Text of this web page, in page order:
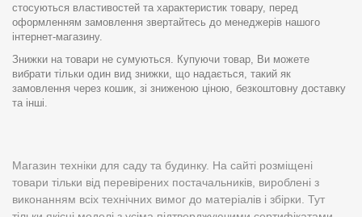
стосуються властивостей та характеристик товару, перед
оформленням замовлення звертайтесь до менеджерів нашого
інтернет-магазину.
Знижки на товари не сумуються. Купуючи товар, Ви можете
вибрати тільки один вид знижки, що надається, такий як
замовлення через кошик, зі зниженою ціною, безкоштовну доставку
та інші.
Магазин техніки для саду та будинку. На сайті розміщені
товари тільки від перевірених постачальників, вироблені з
виконанням всіх технічних вимог до матеріалів і збірки. Тут